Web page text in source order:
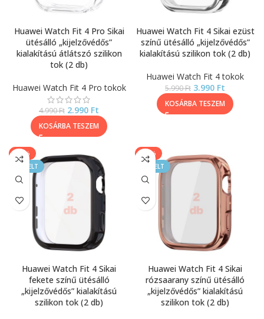
Huawei Watch Fit 4 Pro Sikai
ütésálló „kijelzővédős”
kialakítású átlátszó szilikon
tok (2 db)
Huawei Watch Fit 4 Pro tokok
4.990Ft 2.990 Ft
KOSÁRBA TESZEM
Huawei Watch Fit 4 Sikai ezüst
színű ütésálló „kijelzővédős”
kialakítású szilikon tok (2 db)
Huawei Watch Fit 4 tokok
5.990Ft 3.990 Ft
KOSÁRBA TESZEM
-33%
KIEMELT
Huawei Watch Fit 4 Sikai
fekete színű ütésálló
„kijelzővédős” kialakítású
szilikon tok (2 db)
-33%
KIEMELT
Huawei Watch Fit 4 Sikai
rózsaarany színű ütésálló
„kijelzővédős” kialakítású
szilikon tok (2 db)